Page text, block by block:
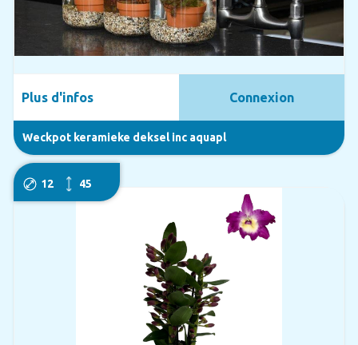
Weckpot keramieke deksel inc aquapl
Plus d'infos Connexion
12 45